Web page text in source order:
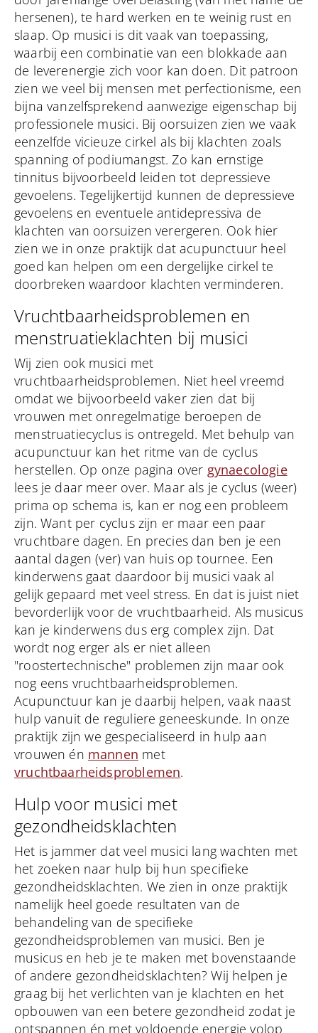
hersenen), te hard werken en te weinig rust en
slaap. Op musici is dit vaak van toepassing,
waarbij een combinatie van een blokkade aan
de leverenergie zich voor kan doen. Dit patroon
zien we veel bij mensen met perfectionisme, een
bijna vanzelfsprekend aanwezige eigenschap bij
professionele musici. Bij oorsuizen zien we vaak
eenzelfde vicieuze cirkel als bij klachten zoals
spanning of podiumangst. Zo kan ernstige
tinnitus bijvoorbeeld leiden tot depressieve
gevoelens. Tegelijkertijd kunnen de depressieve
gevoelens en eventuele antidepressiva de
klachten van oorsuizen verergeren. Ook hier
zien we in onze praktijk dat acupunctuur heel
goed kan helpen om een dergelijke cirkel te
doorbreken waardoor klachten verminderen.
Vruchtbaarheidsproblemen en
menstruatieklachten bij musici
Wij zien ook musici met
vruchtbaarheidsproblemen. Niet heel vreemd
omdat we bijvoorbeeld vaker zien dat bij
vrouwen met onregelmatige beroepen de
menstruatiecyclus is ontregeld. Met behulp van
acupunctuur kan het ritme van de cyclus
herstellen. Op onze pagina over gynaecologie
lees je daar meer over. Maar als je cyclus (weer)
prima op schema is, kan er nog een probleem
zijn. Want per cyclus zijn er maar een paar
vruchtbare dagen. En precies dan ben je een
aantal dagen (ver) van huis op tournee. Een
kinderwens gaat daardoor bij musici vaak al
gelijk gepaard met veel stress. En dat is juist niet
bevorderlijk voor de vruchtbaarheid. Als musicus
kan je kinderwens dus erg complex zijn. Dat
wordt nog erger als er niet alleen
"roostertechnische" problemen zijn maar ook
nog eens vruchtbaarheidsproblemen.
Acupunctuur kan je daarbij helpen, vaak naast
hulp vanuit de reguliere geneeskunde. In onze
praktijk zijn we gespecialiseerd in hulp aan
vrouwen én mannen met
vruchtbaarheidsproblemen.
Hulp voor musici met
gezondheidsklachten​
Het is jammer dat veel musici lang wachten met
het zoeken naar hulp bij hun specifieke
gezondheidsklachten. We zien in onze praktijk
namelijk heel goede resultaten van de
behandeling van de specifieke
gezondheidsproblemen van musici. Ben je
musicus en heb je te maken met bovenstaande
of andere gezondheidsklachten? Wij helpen je
graag bij het verlichten van je klachten en het
opbouwen van een betere gezondheid zodat je
ontspannen én met voldoende energie volop